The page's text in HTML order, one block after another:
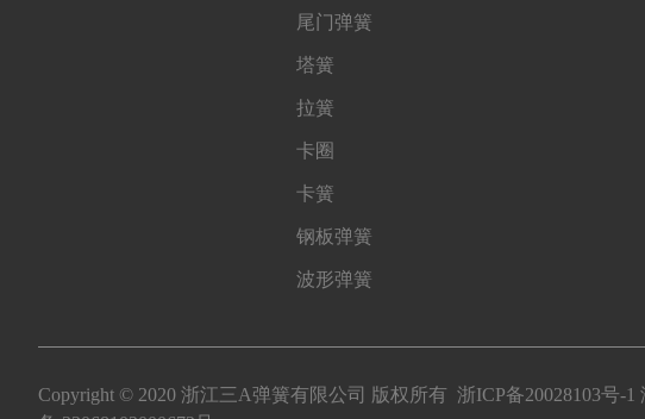
尾门弹簧
塔簧
拉簧
卡圈
卡簧
钢板弹簧
波形弹簧
Copyright © 2020 浙江三A弹簧有限公司 版权所有 浙ICP备20028103号-1